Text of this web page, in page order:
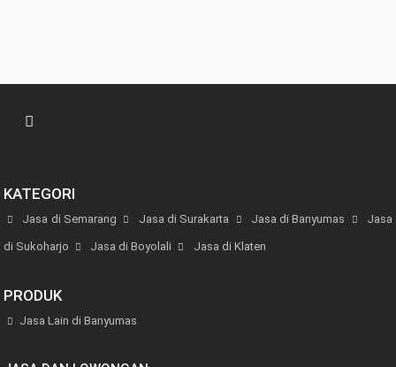
KATEGORI
Jasa di Semarang Jasa di Surakarta Jasa di Banyumas Jasa
di Sukoharjo Jasa di Boyolali Jasa di Klaten
PRODUK
Jasa Lain di Banyumas